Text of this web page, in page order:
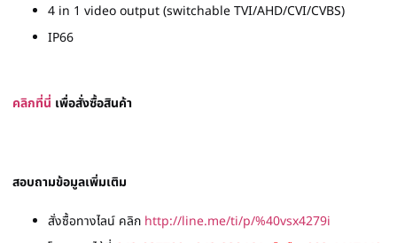
4 in 1 video output (switchable TVI/AHD/CVI/CVBS)
IP66
คลิกที่นี่ เพื่อสั่งซื้อสินค้า
สอบถามข้อมูลเพิ่มเติม
สั่งซื้อทางไลน์ คลิก http://line.me/ti/p/%40vsx4279i